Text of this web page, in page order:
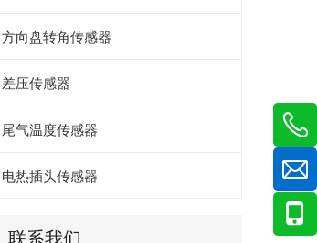
方向盘转角传感器
差压传感器
尾气温度传感器
电热插头传感器
联系我们